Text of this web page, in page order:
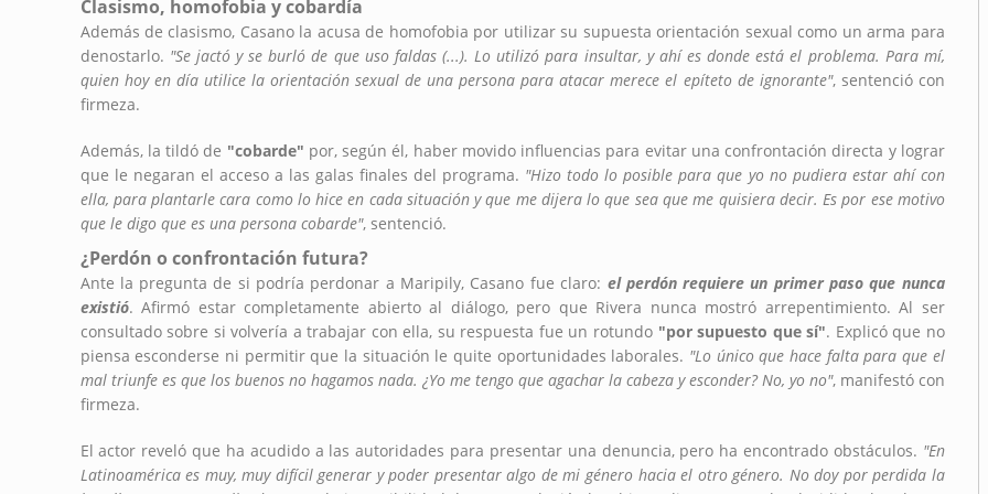
Clasismo, homofobia y cobardía
Además de clasismo, Casano la acusa de homofobia por utilizar su supuesta orientación sexual como un arma para
denostarlo. "Se jactó y se burló de que uso faldas (...). Lo utilizó para insultar, y ahí es donde está el problema. Para mí,
quien hoy en día utilice la orientación sexual de una persona para atacar merece el epíteto de ignorante", sentenció con
firmeza.
Además, la tildó de "cobarde" por, según él, haber movido influencias para evitar una confrontación directa y lograr
que le negaran el acceso a las galas finales del programa. "Hizo todo lo posible para que yo no pudiera estar ahí con
ella, para plantarle cara como lo hice en cada situación y que me dijera lo que sea que me quisiera decir. Es por ese motivo
que le digo que es una persona cobarde", sentenció.
¿Perdón o confrontación futura?
Ante la pregunta de si podría perdonar a Maripily, Casano fue claro: el perdón requiere un primer paso que nunca
existió. Afirmó estar completamente abierto al diálogo, pero que Rivera nunca mostró arrepentimiento. Al ser
consultado sobre si volvería a trabajar con ella, su respuesta fue un rotundo "por supuesto que sí". Explicó que no
piensa esconderse ni permitir que la situación le quite oportunidades laborales. "Lo único que hace falta para que el
mal triunfe es que los buenos no hagamos nada. ¿Yo me tengo que agachar la cabeza y esconder? No, yo no", manifestó con
firmeza.
El actor reveló que ha acudido a las autoridades para presentar una denuncia, pero ha encontrado obstáculos. "En
Latinoamérica es muy, muy difícil generar y poder presentar algo de mi género hacia el otro género. No doy por perdida la